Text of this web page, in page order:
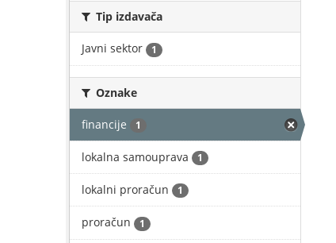
Tip izdavača
Javni sektor 1
Oznake
financije 1
lokalna samouprava 1
lokalni proračun 1
proračun 1